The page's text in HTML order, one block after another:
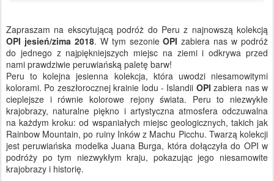
Zapraszam na ekscytującą podróż do Peru z najnowszą kolekcją
OPI jesień/zima 2018. W tym sezonieOPIzabiera nas w podróż
do jednego z najpiękniejszych miejsc na ziemi i odkrywa przed
nami prawdziwie peruwiańską paletę barw!
Peru to kolejna jesienna kolekcja, która uwodzi niesamowitymi
kolorami. Po zeszłorocznej krainie lodu - Islandii OPI zabiera nas w
cieplejsze i równie kolorowe rejony świata. Peru to niezwykłe
krajobrazy, naturalne piękno i artystyczna atmosfera odczuwalna
na każdym kroku: od wspaniałych miejsc geologicznych, takich jak
Rainbow Mountain, po ruiny Inków z Machu Picchu. Twarzą kolekcji
jest peruwiańska modelka Juana Burga, która dołączyła do OPI w
podróży po tym niezwykłym kraju, pokazując jego niesamowite
krajobrazy i historię.